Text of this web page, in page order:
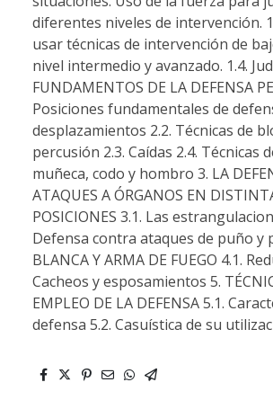
diferentes niveles de intervención.
usar técnicas de intervención de
nivel intermedio y avanzado. 1.4.
FUNDAMENTOS DE LA DEFENSA
Posiciones fundamentales de
desplazamientos 2.2. Técnicas de
percusión 2.3. Caídas 2.4. Técnicas
muñeca, codo y hombro 3. LA
ATAQUES A ÓRGANOS EN
POSICIONES 3.1. Las
Defensa contra ataques de puño y
BLANCA Y ARMA DE FUEGO 4.1.
Cacheos y esposamientos 5.
EMPLEO DE LA DEFENSA 5.1.
defensa 5.2. Casuística de su